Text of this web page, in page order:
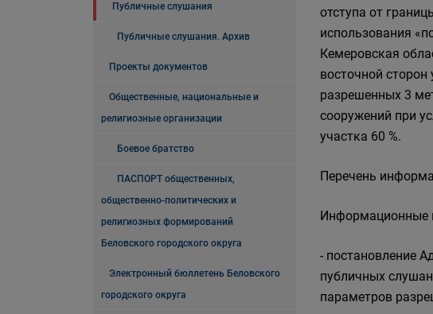
Публичные слушания
Публичные слушания. Архив
Проекты документов
Общественные, национальные и
религиозные организации
Боевое братство
ПАСПОРТ общественных,
общественно-политических и
религиозных формирований
Беловского городского округа
Электронный бюллетень Беловского
городского округа
отступа от
использования
Кемеровская
восточной
разрешенных 3
сооружений при
участка 60 %.
Перечень
Информационные
- постановление
публичных
параметров